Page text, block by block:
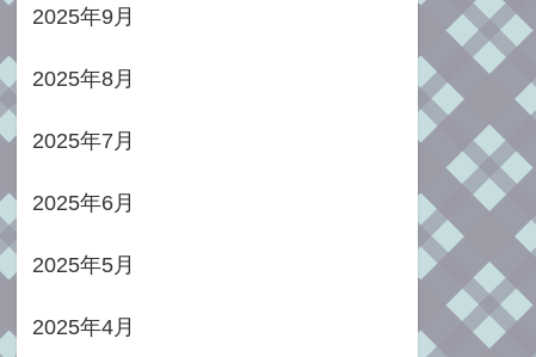
2025年9月
2025年8月
2025年7月
2025年6月
2025年5月
2025年4月